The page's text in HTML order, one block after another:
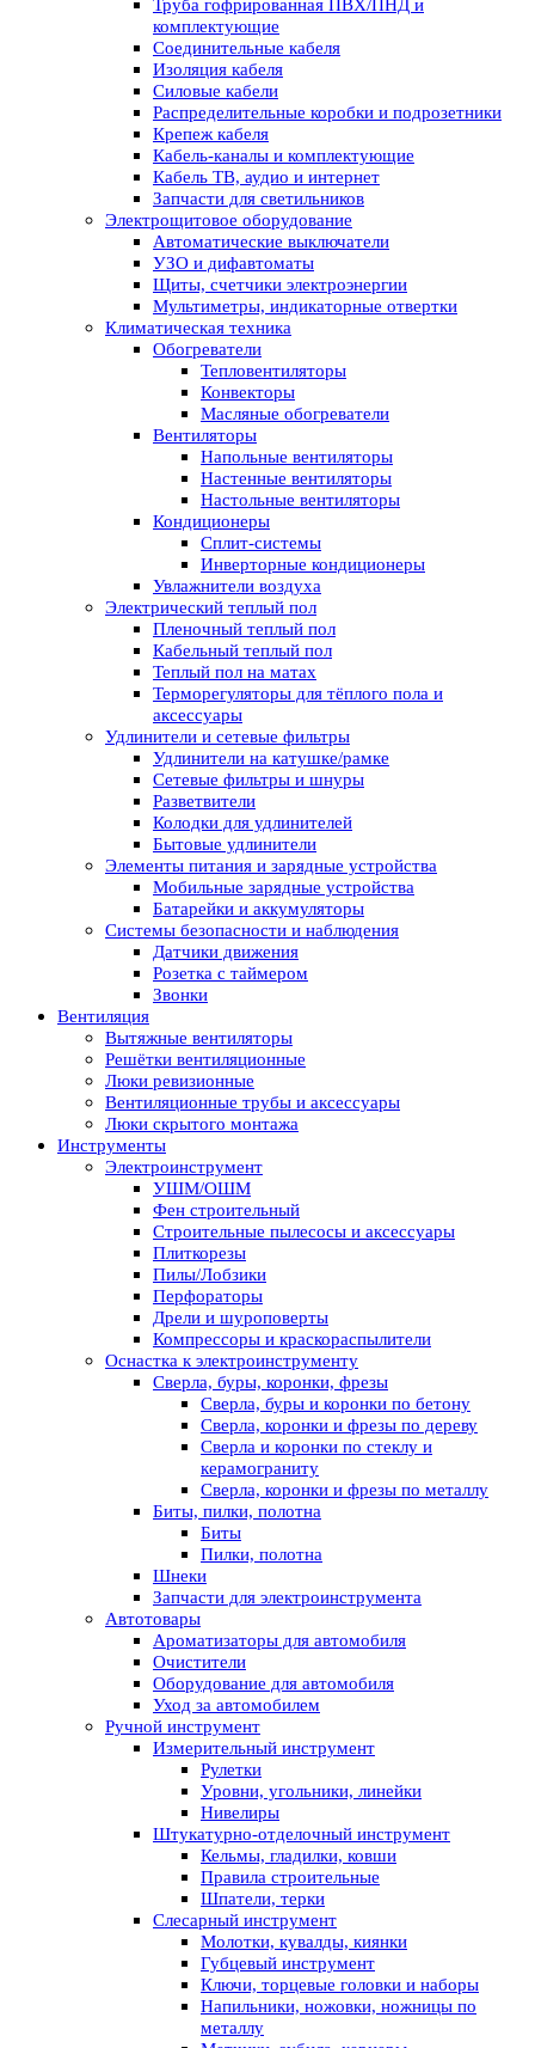
Труба гофрированная ПВХ/ПНД и
комплектующие
Соединительные кабеля
Изоляция кабеля
Силовые кабели
Распределительные коробки и подрозетники
Крепеж кабеля
Кабель-каналы и комплектующие
Кабель ТВ, аудио и интернет
Запчасти для светильников
Электрощитовое оборудование
Автоматические выключатели
УЗО и дифавтоматы
Щиты, счетчики электроэнергии
Мультиметры, индикаторные отвертки
Климатическая техника
Обогреватели
Тепловентиляторы
Конвекторы
Масляные обогреватели
Вентиляторы
Напольные вентиляторы
Настенные вентиляторы
Настольные вентиляторы
Кондиционеры
Сплит-системы
Инверторные кондиционеры
Увлажнители воздуха
Электрический теплый пол
Пленочный теплый пол
Кабельный теплый пол
Теплый пол на матах
Терморегуляторы для тёплого пола и
аксессуары
Удлинители и сетевые фильтры
Удлинители на катушке/рамке
Сетевые фильтры и шнуры
Разветвители
Колодки для удлинителей
Бытовые удлинители
Элементы питания и зарядные устройства
Мобильные зарядные устройства
Батарейки и аккумуляторы
Системы безопасности и наблюдения
Датчики движения
Розетка с таймером
Звонки
Вентиляция
Вытяжные вентиляторы
Решётки вентиляционные
Люки ревизионные
Вентиляционные трубы и аксессуары
Люки скрытого монтажа
Инструменты
Электроинструмент
УШМ/ОШМ
Фен строительный
Строительные пылесосы и аксессуары
Плиткорезы
Пилы/Лобзики
Перфораторы
Дрели и шуроповерты
Компрессоры и краскораспылители
Оснастка к электроинструменту
Сверла, буры, коронки, фрезы
Сверла, буры и коронки по бетону
Сверла, коронки и фрезы по дереву
Сверла и коронки по стеклу и
керамограниту
Сверла, коронки и фрезы по металлу
Биты, пилки, полотна
Биты
Пилки, полотна
Шнеки
Запчасти для электроинструмента
Автотовары
Ароматизаторы для автомобиля
Очистители
Оборудование для автомобиля
Уход за автомобилем
Ручной инструмент
Измерительный инструмент
Рулетки
Уровни, угольники, линейки
Нивелиры
Штукатурно-отделочный инструмент
Кельмы, гладилки, ковши
Правила строительные
Шпатели, терки
Слесарный инструмент
Молотки, кувалды, киянки
Губцевый инструмент
Ключи, торцевые головки и наборы
Напильники, ножовки, ножницы по
металлу